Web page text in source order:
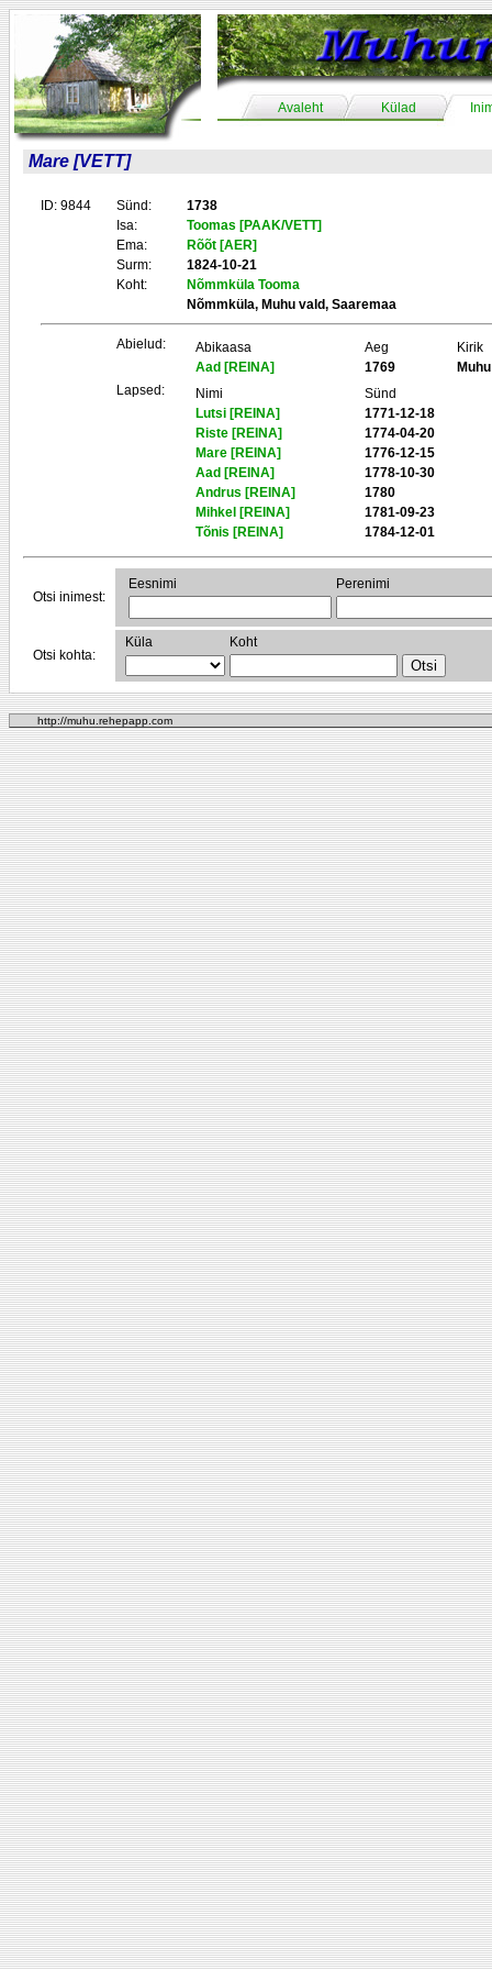
Avaleht Külad
Mare [VETT]
ID: 9844 Sünd:
1738
Isa:
Toomas [PAAK/VETT]
Ema:
Rõõt [AER]
Surm:
1824-10-21
Koht:
Nõmmküla Tooma
Nõmmküla, Muhu vald, Saaremaa
Abielud: Abikaasa Aeg
Kirik
Aad [REINA]
1769
Muhu
Lapsed:
Nimi
Sünd
Lutsi [REINA]
1771-12-18
Riste [REINA]
1774-04-20
Mare [REINA]
1776-12-15
Aad [REINA]
1778-10-30
Andrus [REINA]
1780
Mihkel [REINA]
1781-09-23
Tõnis [REINA]
1784-12-01
Otsi inimest:
Eesnimi Perenimi
Otsi kohta:
Küla Koht
http://muhu.rehepapp.com